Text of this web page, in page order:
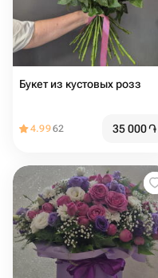
Букет из кустовых розз
4.9962 35 000֏